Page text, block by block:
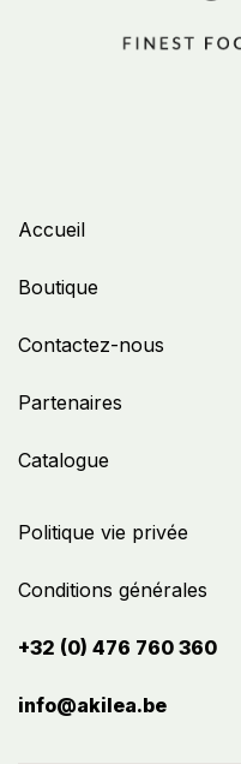
Politique vie privée
Conditions générales
+32 (0) 476 760 360
info@akilea.be​
Accueil
Boutique
Contactez-nous
Partenaires
Catalogue